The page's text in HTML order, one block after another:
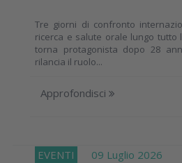
Tre giorni di confronto
ricerca e salute orale lungo tutto
torna protagonista dopo 28
rilancia il ruolo...
Approfondisci
EVENTI 09 Luglio 2026